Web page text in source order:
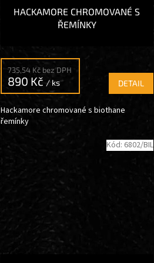
HACKAMORE CHROMOVANÉ S
ŘEMÍNKY
735,54 Kč bez DPH
890 Kč / ks DETAIL
Hackamore chromované s biothane
řemínky
Kód: 6802/BIL